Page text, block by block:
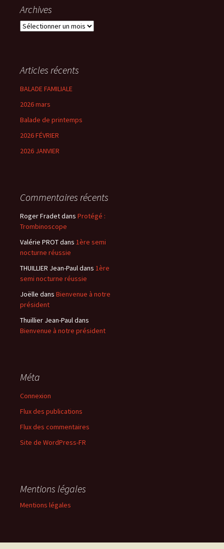
Archives
Archives
Articles récents
BALADE FAMILIALE
2026 mars
Balade de printemps
2026 FÉVRIER
2026 JANVIER
Commentaires récents
Roger Fradetdans Protégé :
Trombinoscope
Valérie PROTdans 1ère semi
nocturne réussie
THUILLIER Jean-Pauldans 1ère
semi nocturne réussie
Joëlle dans Bienvenue à notre
président
Thuillier Jean-Pauldans
Bienvenue à notre président
Méta
Connexion
Flux des publications
Flux des commentaires
Site de WordPress-FR
Mentions légales
Mentions légales